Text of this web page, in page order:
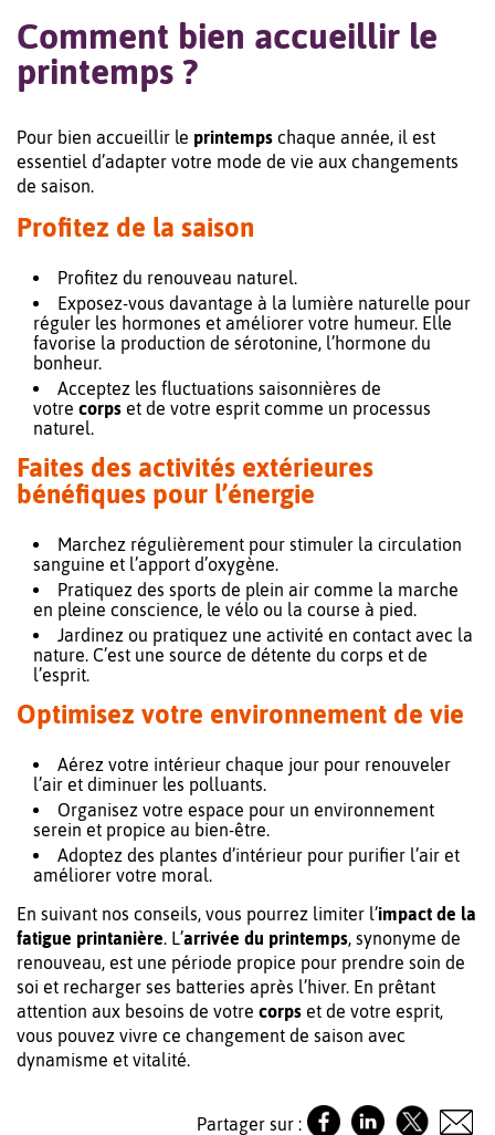
Comment bien accueillir le
printemps ?
Pour bien accueillir le printemps chaque année, il est
essentiel d’adapter votre mode de vie aux changements
de saison.
Profitez de la saison
Profitez du renouveau naturel.
Exposez-vous davantage à la lumière naturelle pour
réguler les hormones et améliorer votre humeur. Elle
favorise la production de sérotonine, l’hormone du
bonheur.
Acceptez les fluctuations saisonnières de
votre corps et de votre esprit comme un processus
naturel.
Faites des activités extérieures
bénéfiques pour l’énergie
Marchez régulièrement pour stimuler la circulation
sanguine et l’apport d’oxygène.
Pratiquez des sports de plein air comme la marche
en pleine conscience, le vélo ou la course à pied.
Jardinez ou pratiquez une activité en contact avec la
nature. C’est une source de détente du corps et de
l’esprit.
Optimisez votre environnement de vie
Aérez votre intérieur chaque jour pour renouveler
l’air et diminuer les polluants.
Organisez votre espace pour un environnement
serein et propice au bien-être.
Adoptez des plantes d’intérieur pour purifier l’air et
améliorer votre moral.
En suivant nos conseils, vous pourrez limiter l’impact de la
fatigue printanière. L’arrivée du printemps, synonyme de
renouveau, est une période propice pour prendre soin de
soi et recharger ses batteries après l’hiver. En prêtant
attention aux besoins de votre corps et de votre esprit,
vous pouvez vivre ce changement de saison avec
dynamisme et vitalité.
Partager sur :